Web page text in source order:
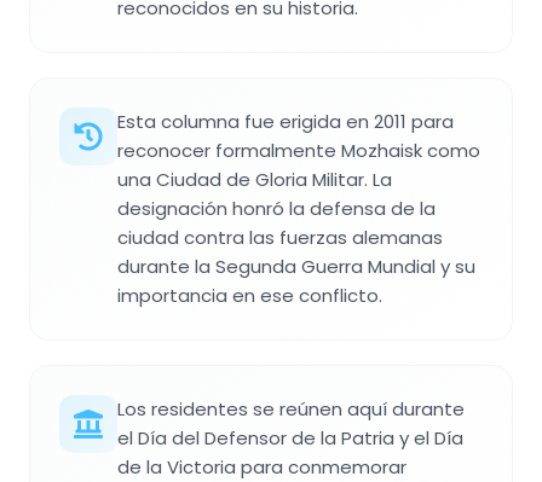
reconocidos en su historia.
Esta columna fue erigida en 2011 para
reconocer formalmente Mozhaisk como
una Ciudad de Gloria Militar. La
designación honró la defensa de la
ciudad contra las fuerzas alemanas
durante la Segunda Guerra Mundial y su
importancia en ese conflicto.
Los residentes se reúnen aquí durante
el Día del Defensor de la Patria y el Día
de la Victoria para conmemorar